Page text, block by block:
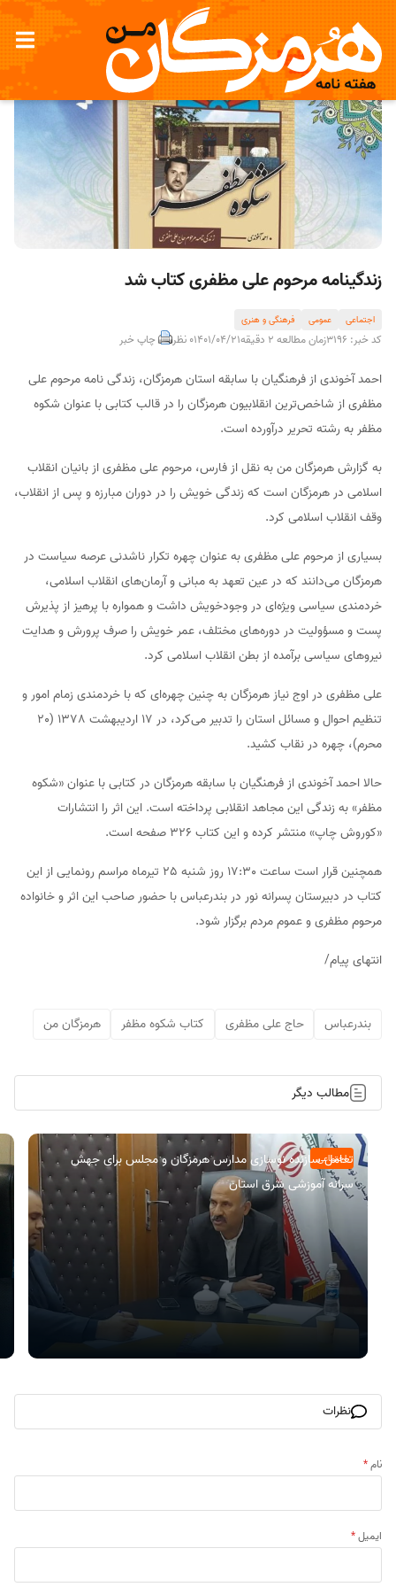
زندگینامه مرحوم علی مظفری کتاب شد
اجتماعی عمومی فرهنگی و هنری
کد خبر: 3196 زمان مطالعه 2 دقیقه 1401/04/210 نظر چاپ خبر
احمد آخوندی از فرهنگیان با سابقه استان هرمزگان، زندگی نامه مرحوم علی
مظفری از شاخص‌ترین انقلابیون هرمزگان را در قالب کتابی با عنوان شکوه
مظفر به رشته تحریر درآورده است.
به گزارش هرمزگان من به نقل از فارس، مرحوم علی مظفری از بانیان انقلاب
اسلامی در هرمزگان است که زندگی خویش را در دوران مبارزه و پس از انقلاب،
وقف انقلاب اسلامی کرد.
بسیاری از مرحوم علی مظفری به عنوان چهره تکرار ناشدنی عرصه سیاست در
هرمزگان می‌دانند که در عین تعهد به مبانی و آرمان‌های انقلاب اسلامی،
خردمندی سیاسی ویژه‌ای در وجودخویش داشت و همواره با پرهیز از پذیرش
پست و مسؤولیت در دوره‌های مختلف، عمر خویش را صرف پرورش و هدایت
نیروهای سیاسی برآمده از بطن انقلاب اسلامی کرد.
علی مظفری در اوج نیاز هرمزگان به چنین چهره‌ای که با خردمندی زمام امور و
تنظیم احوال و مسائل استان را تدبیر می‌کرد، در 17 اردیبهشت 1378 (20
محرم)، چهره در نقاب کشید.
حالا احمد آخوندی از فرهنگیان با سابقه هرمزگان در کتابی با عنوان «شکوه
مظفر» به زندگی این مجاهد انقلابی پرداخته است. این اثر را انتشارات
«کوروش چاپ» منتشر کرده و این کتاب 326 صفحه است.
همچنین قرار است ساعت 17:30 روز شنبه 25 تیرماه مراسم رونمایی از این
کتاب در دبیرستان پسرانه نور در بندرعباس با حضور صاحب این اثر و خانواده
مرحوم مظفری و عموم مردم برگزار شود.
انتهای پیام/
بندرعباس حاج علی مظفری کتاب شکوه مظفر هرمزگان من
مطالب دیگر
اجتماعی
تعامل سازنده نوسازی مدارس هرمزگان و مجلس برای جهش
سرانه آموزشی شرق استان
نظرات
نام*
ایمیل*